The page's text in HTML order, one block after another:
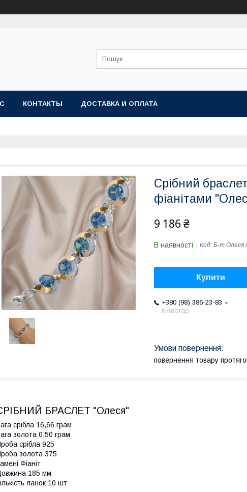
КОНТАКТЫ ДОСТАВКА И ОПЛАТА
Срібний
фіанітами
9 186 ₴
В наявності Код: Б-т Олеся
Купити
+380 (98) 386-23-83
Київстар
повернення товару
БРАСЛЕТ "Олеся"
срібла 16,66 грам
золота 0,50 грам
срібла 925
золота 375
Фіаніт
185 мм
ланок 10 шт